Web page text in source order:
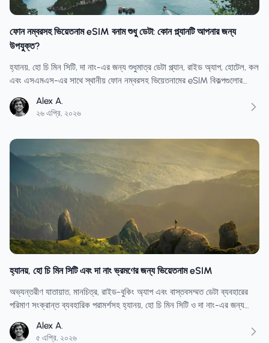
ফোন নম্বরসহ ভিয়েতনাম eSIM বনাম শুধু ডেটা: কোন প্ল্যানটি আপনার জন্য
উপযুক্ত?
হ্যানয়, হো চি মিন সিটি, দা নাং-এর জন্য শুধুমাত্র ডেটা প্ল্যান, রাইড অ্যাপ, হোটেল, কল
এবং এসএমএস-এর সাথে স্থানীয় ফোন নম্বরসহ ভিয়েতনামের eSIM বিকল্পগুলোর
Alex A.
২৬ এপ্রি, ২০২৬
হ্যানয়, হো চি মিন সিটি এবং দা নাং ভ্রমণের জন্য ভিয়েতনাম eSIM
অভ্যন্তরীণ যাতায়াত, মানচিত্র, রাইড-বুকিং অ্যাপ এবং বাস্তবসম্মত ডেটা ব্যবহারের
পরিমাণ সংক্রান্ত ব্যবহারিক পরামর্শসহ হ্যানয়, হো চি মিন সিটি ও দা নাং-এর জন্য
Alex A.
৫ এপ্রি, ২০২৬